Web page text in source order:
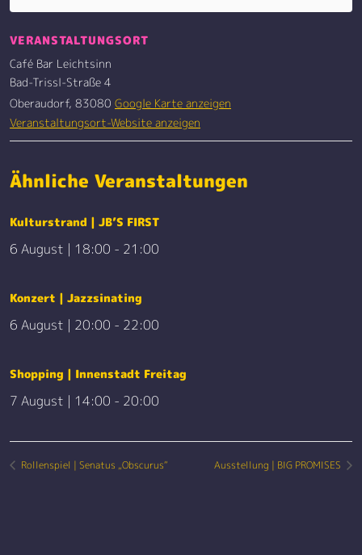
VERANSTALTUNGSORT
Café Bar Leichtsinn
Bad-Trissl-Straße 4
Oberaudorf, 83080 Google Karte anzeigen
Veranstaltungsort-Website anzeigen
Ähnliche Veranstaltungen
Kulturstrand | JB’S FIRST
6 August | 18:00 - 21:00
Konzert | Jazzsinating
6 August | 20:00 - 22:00
Shopping | Innenstadt Freitag
7 August | 14:00 - 20:00
Rollenspiel | Senatus „Obscurus“ Ausstellung | BIG PROMISES